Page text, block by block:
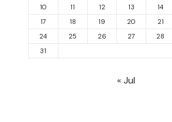
10
11 12 13 14
17
18 19 20 21
24
25 26 27 28
31
« Jul